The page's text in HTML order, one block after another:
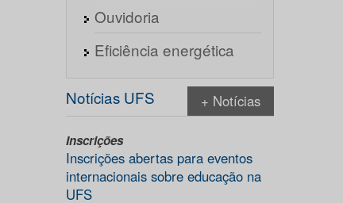
Ouvidoria
Eficiência energética
Notícias UFS + Notícias
Inscrições
Inscrições abertas para eventos
internacionais sobre educação na
UFS